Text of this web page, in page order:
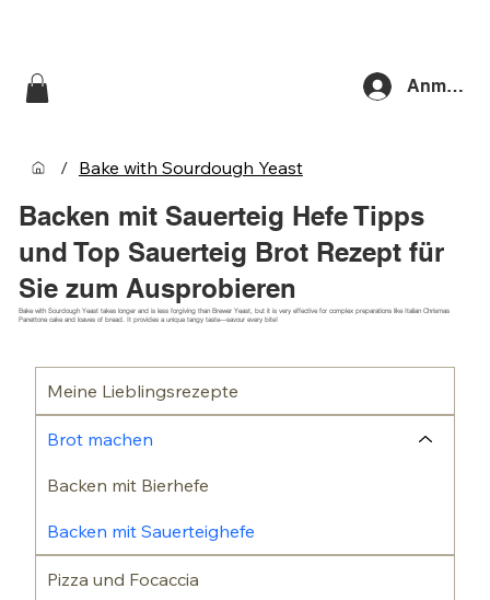
/ Bake with Sourdough Yeast
Backen mit Sauerteig Hefe Tipps
und Top Sauerteig Brot Rezept für
Sie zum Ausprobieren
Bake with Sourdough Yeast takes longer and is less forgiving than Brewer Yeast, but it is very effective for complex preparations like Italian Chrismas
Panettone cake and loaves of bread. It provides a unique tangy taste—savour every bite!
Meine Lieblingsrezepte
Brot machen
Backen mit Bierhefe
Backen mit Sauerteighefe
Pizza und Focaccia